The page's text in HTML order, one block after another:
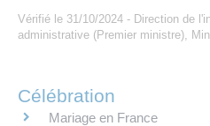
Annuaire de contacts
Vérifié le 31/10/2024 - Direction de
administrative (Premier ministre),
Célébration
Mariage en France